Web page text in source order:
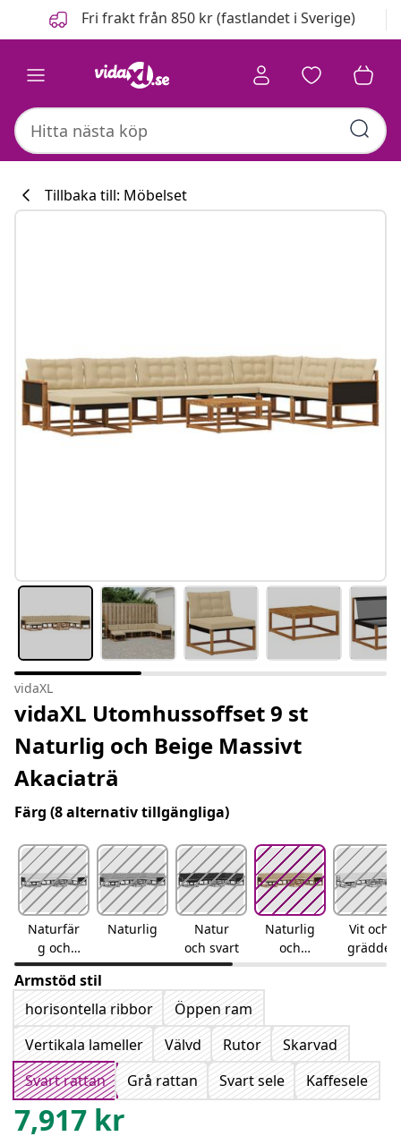
FöregåendeFri frakt från 850 kr (fastlandet i Sverige)
Tillbaka till: Möbelset
vidaXL
vidaXL Utomhussoffset 9 st
Naturlig och Beige Massivt
Akaciaträ
Färg (8 alternativ tillgängliga)
Naturfär
g och
gräddvit
Naturlig
Natur
och svart
Naturlig
och
beige
Vit och
grädde
Armstöd stil
horisontella ribbor
Öppen ram
Vertikala lameller
Välvd Rutor
Skarvad
Svart rattan
Grå rattan Svart sele Kaffesele
7,917 kr